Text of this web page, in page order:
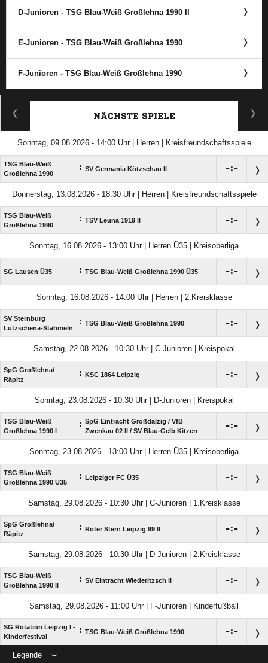
D-Junioren - TSG Blau-Weiß Großlehna 1990 II
E-Junioren - TSG Blau-Weiß Großlehna 1990
F-Junioren - TSG Blau-Weiß Großlehna 1990
ANZEIGE
NÄCHSTE SPIELE
Sonntag, 09.08.2026 - 14:00 Uhr | Herren | Kreisfreundschaftsspiele
TSG Blau-Weiß
Großlehna 1990
: SV Germania Kötzschau II :
Donnerstag, 13.08.2026 - 18:30 Uhr | Herren | Kreisfreundschaftsspiele
TSG Blau-Weiß
Großlehna 1990
: TSV Leuna 1919 II :
Sonntag, 16.08.2026 - 13:00 Uhr | Herren Ü35 | Kreisoberliga
SG Lausen Ü35 : TSG Blau-Weiß Großlehna 1990 Ü35 :
Sonntag, 16.08.2026 - 14:00 Uhr | Herren | 2.Kreisklasse
SV Sternburg
Lützschena-Stahmeln
: TSG Blau-Weiß Großlehna 1990 :
Samstag, 22.08.2026 - 10:30 Uhr | C-Junioren | Kreispokal
SpG Großlehna/​
Räpitz
: KSC 1864 Leipzig :
Sonntag, 23.08.2026 - 10:30 Uhr | D-Junioren | Kreispokal
TSG Blau-Weiß
Großlehna 1990 I
: SpG Eintracht Großdalzig /​ VfB
Zwenkau 02 II /​ SV Blau-Gelb Kitzen
:
Sonntag, 23.08.2026 - 13:00 Uhr | Herren Ü35 | Kreisoberliga
TSG Blau-Weiß
Großlehna 1990 Ü35
: Leipziger FC Ü35 :
Samstag, 29.08.2026 - 10:30 Uhr | C-Junioren | 1.Kreisklasse
SpG Großlehna/​
Räpitz
: Roter Stern Leipzig 99 II :
Samstag, 29.08.2026 - 10:30 Uhr | D-Junioren | 2.Kreisklasse
TSG Blau-Weiß
Großlehna 1990 II
: SV Eintracht Wiederitzsch II :
Samstag, 29.08.2026 - 11:00 Uhr | F-Junioren | Kinderfußball
SG Rotation Leipzig I -
Kinderfestival
: TSG Blau-Weiß Großlehna 1990 :
Legende